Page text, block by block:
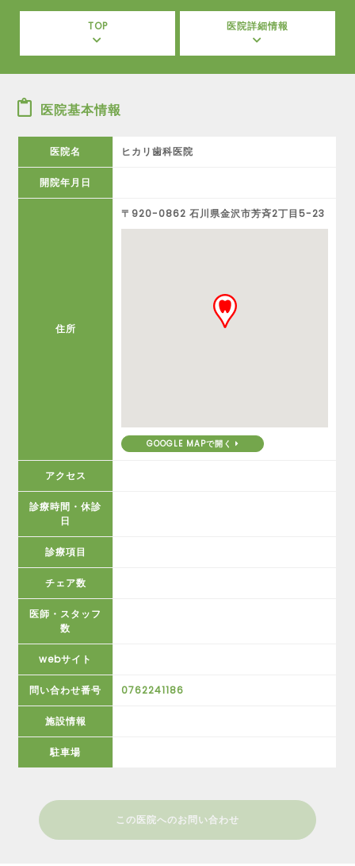
TOP 医院詳細情報
医院基本情報
医院名 ヒカリ歯科医院
開院年月日
住所
〒920-0862 石川県金沢市芳斉2丁目5-23
GOOGLE MAPで開く
アクセス
診療時間・休診
日
診療項目
チェア数
医師・スタッフ
数
webサイト
問い合わせ番号 0762241186
施設情報
駐車場
この医院へのお問い合わせ